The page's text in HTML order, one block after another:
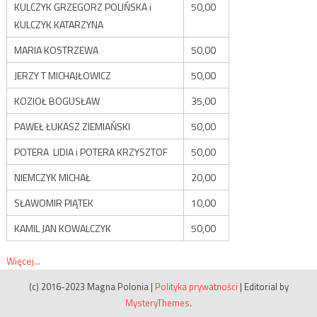
KULCZYK GRZEGORZ POLIŃSKA i
KULCZYK KATARZYNA
50,00
MARIA KOSTRZEWA
50,00
JERZY T MICHAJŁOWICZ
50,00
KOZIOŁ BOGUSŁAW
35,00
PAWEŁ ŁUKASZ ZIEMIAŃSKI
50,00
POTERA LIDIA i POTERA KRZYSZTOF
50,00
NIEMCZYK MICHAŁ
20,00
SŁAWOMIR PIĄTEK
10,00
KAMIL JAN KOWALCZYK
50,00
Więcej...
(c) 2016-2023 Magna Polonia | Polityka prywatności | Editorial by
MysteryThemes.